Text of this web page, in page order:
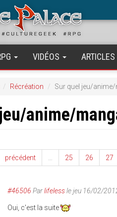
VIDÉOS ARTICLES
Récréation Sur quel jeu/
anime/
précédent 25 26 27
#46506 Parlifelessle jeu 16/02/
Oui, c'est la suite